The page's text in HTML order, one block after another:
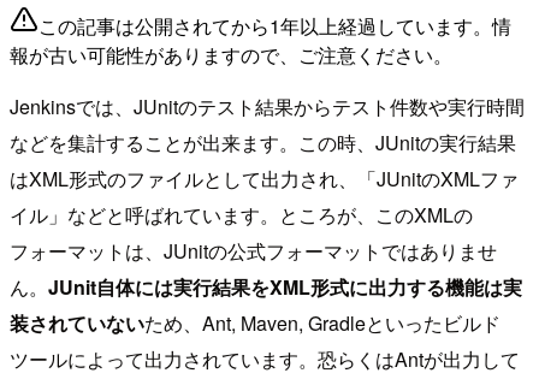
この記事は公開されてから1年以上経過しています。情
報が古い可能性がありますので、ご注意ください。
Jenkinsでは、JUnitのテスト結果からテスト件数や実行時間
などを集計することが出来ます。この時、JUnitの実行結果
はXML形式のファイルとして出力され、「JUnitのXMLファ
イル」などと呼ばれています。ところが、このXMLの
フォーマットは、JUnitの公式フォーマットではありませ
ん。 JUnit自体には実行結果をXML形式に出力する機能は実
装されていないため、Ant, Maven, Gradleといったビルド
ツールによって出力されています。恐らくはAntが出力して